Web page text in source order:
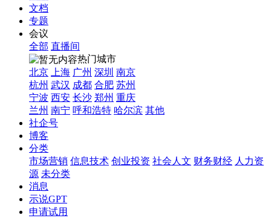
文档
专题
会议
全部 直播间
热门城市
北京
上海 广州 深圳 南京
杭州 武汉 成都 合肥 苏州
宁波 西安 长沙 郑州 重庆
兰州 南宁 呼和浩特 哈尔滨 其他
社企号
博客
分类
市场营销 信息技术 创业投资 社会人文 财务财经 人力资
源 未分类
消息
示说GPT
申请试用